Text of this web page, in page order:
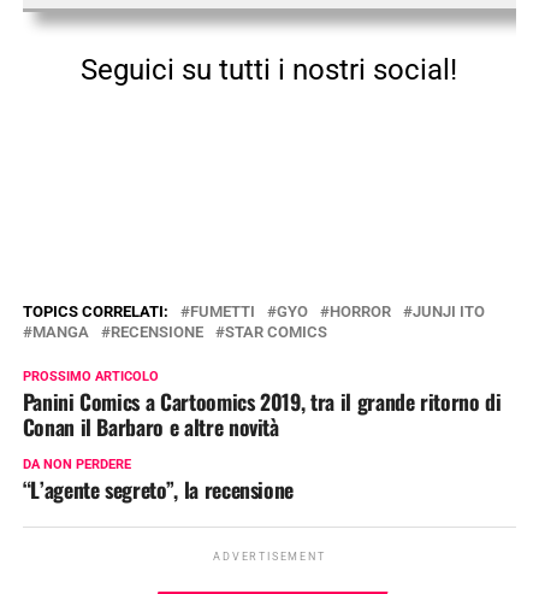
Seguici su tutti i nostri social!
TOPICS CORRELATI: FUMETTI GYO HORROR
JUNJI ITO
MANGA
RECENSIONE STAR COMICS
PROSSIMO ARTICOLO
Panini Comics a Cartoomics 2019, tra il grande ritorno di
Conan il Barbaro e altre novità
DA NON PERDERE
“L’agente segreto”, la recensione
ADVERTISEMENT